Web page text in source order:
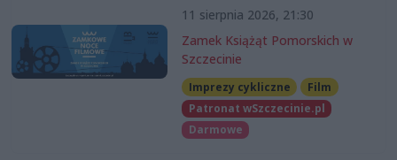
11 sierpnia 2026, 21:30
Zamek Książąt Pomorskich w
Szczecinie
Imprezy cykliczne
Film
Patronat wSzczecinie.pl
Darmowe